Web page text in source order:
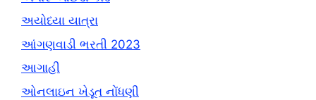
અયોધ્યા યાત્રા
આંગણવાડી ભરતી 2023
આગાહી
ઓનલાઇન ખેડૂત નોંધણી